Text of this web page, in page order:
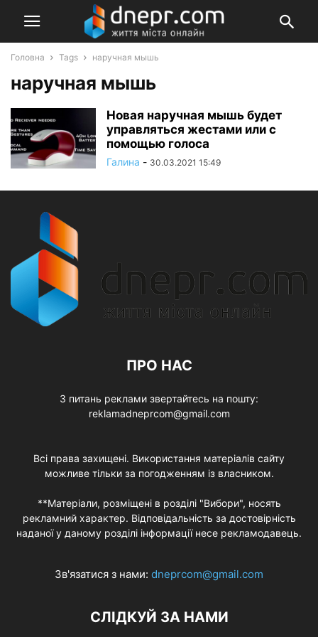
Головна Tags наручная мышь
наручная мышь
Новая наручная мышь будет
управляться жестами или с
помощью голоса
Галина - 30.03.2021 15:49
ПРО НАС
З питань реклами звертайтесь на пошту:
reklamadneprcom@gmail.com
Всі права захищені. Використання матеріалів сайту
можливе тільки за погодженням із власником.
**Матеріали, розміщені в розділі "Вибори", носять
рекламний характер. Відповідальність за достовірність
наданої у даному розділі інформації несе рекламодавець.
Зв'язатися з нами: dneprcom@gmail.com
СЛІДКУЙ ЗА НАМИ